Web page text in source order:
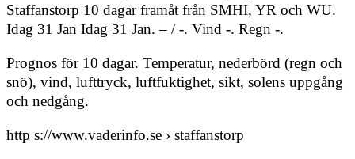
Staffanstorp 10 dagar framåt från SMHI, YR och WU.
Idag 31 Jan Idag 31 Jan. – / -. Vind -. Regn -.
Prognos för 10 dagar. Temperatur, nederbörd (regn och
snö), vind, lufttryck, luftfuktighet, sikt, solens uppgång
och nedgång.
http s://www.vaderinfo.se › staffanstorp